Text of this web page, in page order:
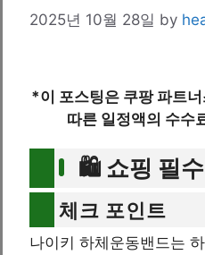
2025년 10월 28일 by
*이 포스팅은 쿠팡 파트
따른 일정액의 수수
🛍️ 쇼핑 필
체크 포인트
나이키 하체운동밴드는